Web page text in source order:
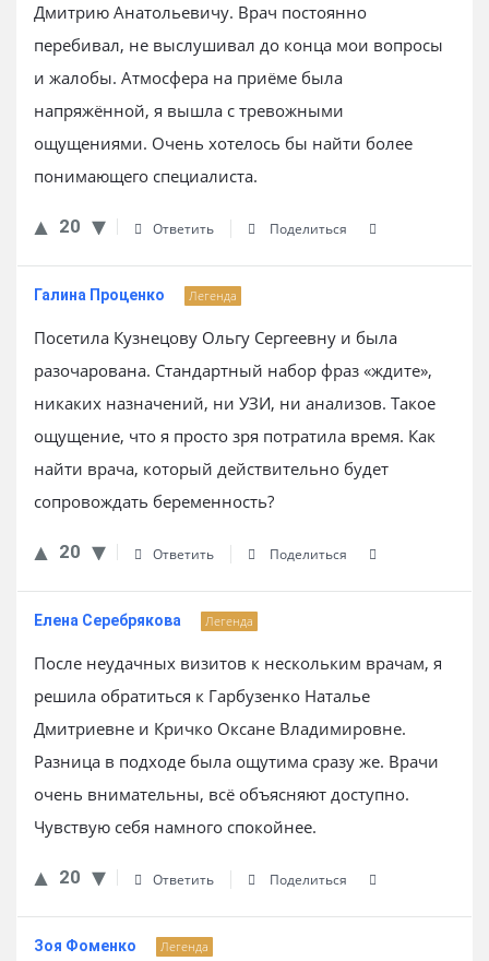
Дмитрию Анатольевичу. Врач постоянно
перебивал, не выслушивал до конца мои вопросы
и жалобы. Атмосфера на приёме была
напряжённой, я вышла с тревожными
ощущениями. Очень хотелось бы найти более
понимающего специалиста.
20 Ответить Поделиться
Галина Проценко Легенда
Посетила Кузнецову Ольгу Сергеевну и была
разочарована. Стандартный набор фраз «ждите»,
никаких назначений, ни УЗИ, ни анализов. Такое
ощущение, что я просто зря потратила время. Как
найти врача, который действительно будет
сопровождать беременность?
20 Ответить Поделиться
Елена Серебрякова Легенда
После неудачных визитов к нескольким врачам, я
решила обратиться к Гарбузенко Наталье
Дмитриевне и Кричко Оксане Владимировне.
Разница в подходе была ощутима сразу же. Врачи
очень внимательны, всё объясняют доступно.
Чувствую себя намного спокойнее.
20 Ответить Поделиться
Зоя Фоменко Легенда